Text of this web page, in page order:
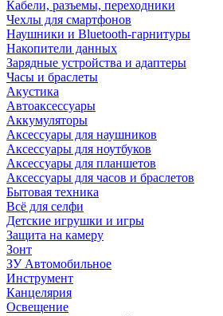
Кабели, разъемы, переходники
Чехлы для смартфонов
Наушники и Bluetooth-гарнитуры
Накопители данных
Зарядные устройства и адаптеры
Часы и браслеты
Акустика
Автоаксессуары
Аккумуляторы
Аксессуары для наушников
Аксессуары для ноутбуков
Аксессуары для планшетов
Аксессуары для часов и браслетов
Бытовая техника
Всё для селфи
Детские игрушки и игры
Защита на камеру
Зонт
ЗУ Автомобильное
Инструмент
Канцелярия
Освещение